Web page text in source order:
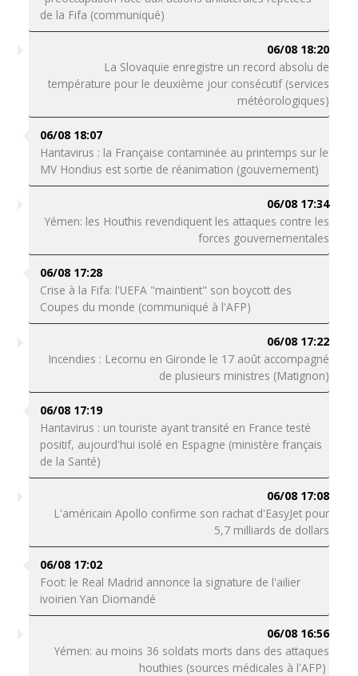
de la Fifa (communiqué)
06/08 18:20
La Slovaquie enregistre un record absolu de
température pour le deuxième jour consécutif (services
météorologiques)
06/08 18:07
Hantavirus : la Française contaminée au printemps sur le
MV Hondius est sortie de réanimation (gouvernement)
06/08 17:34
Yémen: les Houthis revendiquent les attaques contre les
forces gouvernementales
06/08 17:28
Crise à la Fifa: l'UEFA "maintient" son boycott des
Coupes du monde (communiqué à l'AFP)
06/08 17:22
Incendies : Lecornu en Gironde le 17 août accompagné
de plusieurs ministres (Matignon)
06/08 17:19
Hantavirus : un touriste ayant transité en France testé
positif, aujourd'hui isolé en Espagne (ministère français
de la Santé)
06/08 17:08
L'américain Apollo confirme son rachat d'EasyJet pour
5,7 milliards de dollars
06/08 17:02
Foot: le Real Madrid annonce la signature de l'ailier
ivoirien Yan Diomandé
06/08 16:56
Yémen: au moins 36 soldats morts dans des attaques
houthies (sources médicales à l'AFP)